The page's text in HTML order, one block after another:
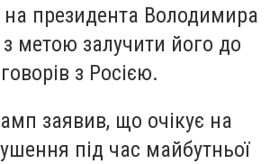
на президента Володимира
метою залучити його до
з Росією.
заявив, що очікує на
під час майбутньої